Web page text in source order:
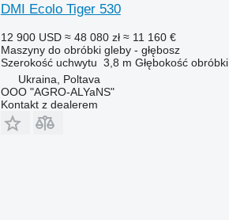
DMI Ecolo Tiger 530
12 900 USD ≈ 48 080 zł ≈ 11 160 €
Maszyny do obróbki gleby - głębosz
Szerokość uchwytu 3,8 m Głębokość obróbki
Ukraina, Poltava
OOO "AGRO-ALYaNS"
Kontakt z dealerem